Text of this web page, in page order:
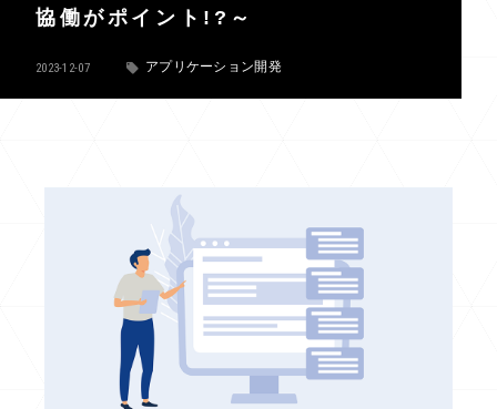
協働がポイント!?～
2023-12-07 アプリケーション開発